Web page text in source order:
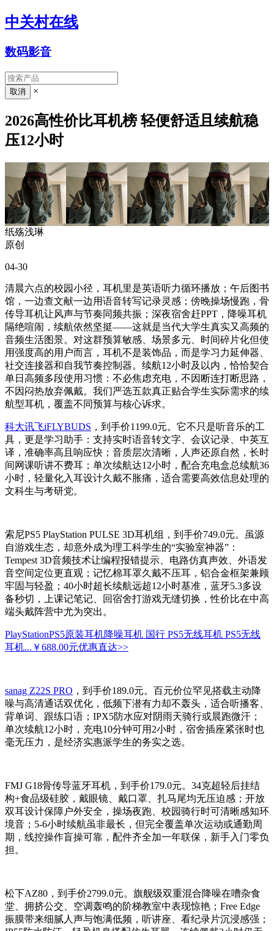
中关村在线
数码影音
×
2026高性价比耳机榜 轻便舒适且续航稳
压12小时
纸殇浅琳
原创
04-30
清晨六点的校园小径，耳机里是英语听力循环播放；午后图书
馆，一边查文献一边用语音转写记录灵感；傍晚操场慢跑，骨
传导耳机让风声与节奏同频共振；深夜宿舍赶PPT，降噪耳机
隔绝喧闹，续航依然坚挺——这就是当代大学生真实又高频的
音频生活图景。对这群预算敏感、场景多元、时间碎片化但使
用强度高的用户而言，耳机不是装饰品，而是学习力延伸器、
社交连接器和自我节奏控制器。续航12小时及以内，恰恰契合
单日高频多段使用习惯：不必焦虑充电，不因断连打断思路，
不因闷热放弃佩戴。我们严选五款真正贴合学生实际需求的续
航型耳机，覆盖不同预算与核心诉求。
科大讯飞iFLYBUDS ，到手价1199.0元。它不只是听音乐的工
具，更是学习助手：支持实时语音转文字、会议记录、中英互
译，准确率高且响应快；音质层次清晰，人声还原自然，长时
间网课听讲不费耳；单次续航达12小时，配合充电盒总续航36
小时，轻量化入耳设计久戴不胀痛，适合需要高效信息处理的
文科生与考研党。
索尼PS5 PlayStation PULSE 3D耳机组，到手价749.0元。虽源
自游戏生态，却意外成为理工科学生的“实验室神器”：
Tempest 3D音频技术让编程报错提示、电路仿真声效、外语发
音空间定位更直观；记忆棉耳罩久戴不压耳，铝合金框架兼顾
牢固与轻盈；40小时超长续航远超12小时基准，蓝牙5.3多设
备秒切，上课记笔记、回宿舍打游戏无缝切换，性价比在中高
端头戴阵营中尤为突出。
PlayStationPS5原装耳机降噪耳机 国行 PS5无线耳机 PS5无线
耳机... ￥688.00元优惠直达>>
sanag Z22S PRO ，到手价189.0元。百元价位罕见搭载主动降
噪与高清通话双优化，低频下潜有力却不轰头，适合听播客、
背单词、跟练口语；IPX5防水应对阴雨天骑行或晨跑微汗；
单次续航12小时，充电10分钟可用2小时，宿舍插座紧张时也
毫无压力，是经济实惠派学生的务实之选。
FMJ G18骨传导蓝牙耳机，到手价179.0元。34克超轻后挂结
构+食品级硅胶，戴眼镜、戴口罩、扎马尾均无压迫感；开放
双耳设计保障户外安全，操场夜跑、校园骑行时可清晰感知环
境音；5-6小时续航虽非最长，但完全覆盖单次运动或通勤周
期，线控操作盲操可靠，配件齐全加一年联保，新手入门零负
担。
松下AZ80，到手价2799.0元。旗舰级双重混合降噪在嘈杂食
堂、拥挤公交、空调轰鸣的阶梯教室中表现惊艳；Free Edge
振膜带来细腻人声与饱满低频，听讲座、看纪录片沉浸感强；